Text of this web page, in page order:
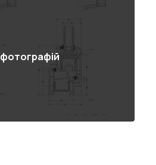
фотографій